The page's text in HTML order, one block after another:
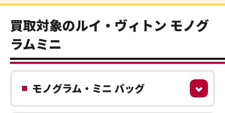
買取対象のルイ・ヴィトン モノグ
ラムミニ
モノグラム・ミニ バッグ